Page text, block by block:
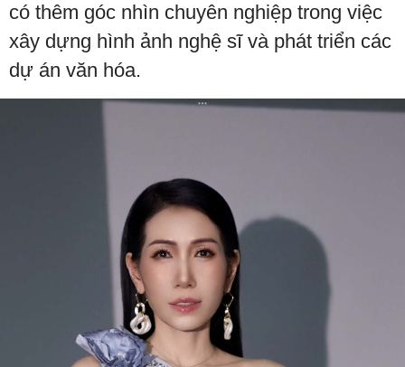
có thêm góc nhìn chuyên nghiệp trong việc
xây dựng hình ảnh nghệ sĩ và phát triển các
dự án văn hóa.